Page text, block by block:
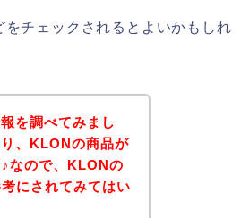
チェックされるとよいかもしれ
を調べてみまし
、KLONの商品が
なので、KLONの
にされてみてはい